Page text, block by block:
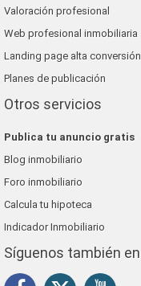
Valoración profesional
Web profesional inmobiliaria
Landing page alta conversión
Planes de publicación
Otros servicios
Publica tu anuncio gratis
Blog inmobiliario
Foro inmobiliario
Calcula tu hipoteca
Indicador Inmobiliario
Síguenos también en